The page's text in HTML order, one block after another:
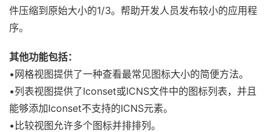
件压缩到原始大小的1/3。帮助开发人员发布较小的应用程
序。
其他功能包括：
•网格视图提供了一种查看最常见图标大小的简便方法。
•列表视图提供了Iconset或ICNS文件中的图标列表，并且
能够添加Iconset不支持的ICNS元素。
•比较视图允许多个图标并排排列。